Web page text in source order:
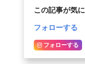
この記事が気
フォローする
フォローする